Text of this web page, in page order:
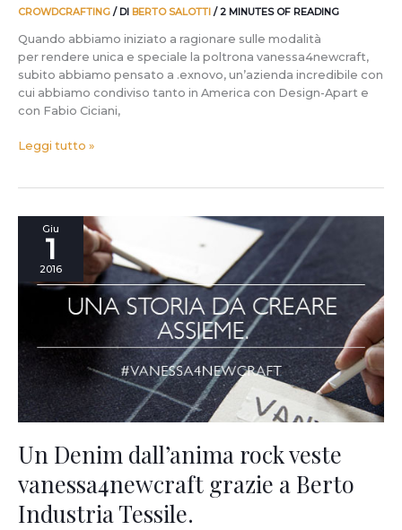
CROWDCRAFTING / DI BERTO SALOTTI /2 MINUTES OF READING
Quando abbiamo iniziato a ragionare sulle modalità
per rendere unica e speciale la poltrona vanessa4newcraft,
subito abbiamo pensato a .exnovo, un’azienda incredibile con
cui abbiamo condiviso tanto in America con Design-Apart e
con Fabio Ciciani,
Leggi tutto »
Giu
1
2016
Un Denim dall’anima rock veste
vanessa4newcraft grazie a Berto
Industria Tessile.
Denim
dall’anima
vanessa4newcraft
a
Berto
Industria
Tessile.